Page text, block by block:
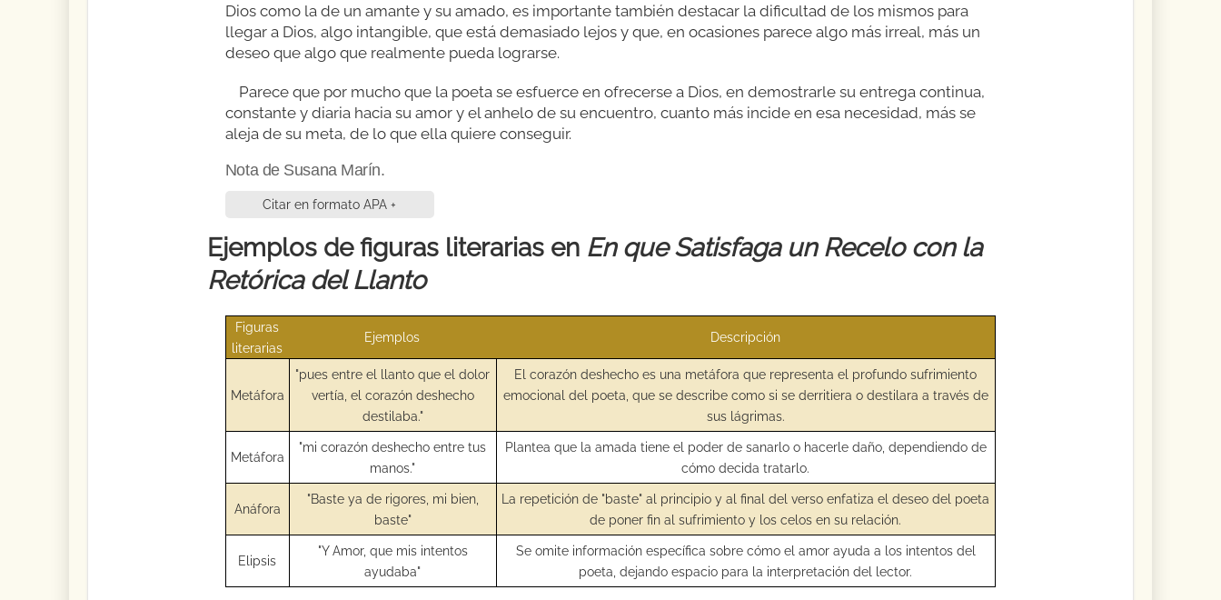
Dios como la de un amante y su amado, es importante también destacar la dificultad de los mismos para
llegar a Dios, algo intangible, que está demasiado lejos y que, en ocasiones parece algo más irreal, más un
deseo que algo que realmente pueda lograrse.
Parece que por mucho que la poeta se esfuerce en ofrecerse a Dios, en demostrarle su entrega continua,
constante y diaria hacia su amor y el anhelo de su encuentro, cuanto más incide en esa necesidad, más se
aleja de su meta, de lo que ella quiere conseguir.
Nota de Susana Marín.
Citar en formato APA +
Ejemplos de figuras literarias en En que Satisfaga un Recelo con la
Retórica del Llanto
Figuras
literarias
Ejemplos Descripción
Metáfora
"pues entre el llanto que el dolor
vertía, el corazón deshecho
destilaba."
El corazón deshecho es una metáfora que representa el profundo sufrimiento
emocional del poeta, que se describe como si se derritiera o destilara a través de
sus lágrimas.
Metáfora
"mi corazón deshecho entre tus
manos."
Plantea que la amada tiene el poder de sanarlo o hacerle daño, dependiendo de
cómo decida tratarlo.
Anáfora
"Baste ya de rigores, mi bien,
baste"
La repetición de "baste" al principio y al final del verso enfatiza el deseo del poeta
de poner fin al sufrimiento y los celos en su relación.
Elipsis
"Y Amor, que mis intentos
ayudaba"
Se omite información específica sobre cómo el amor ayuda a los intentos del
poeta, dejando espacio para la interpretación del lector.